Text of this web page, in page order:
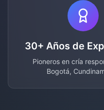
30+ Años de
Pioneros en cría
Bogotá,